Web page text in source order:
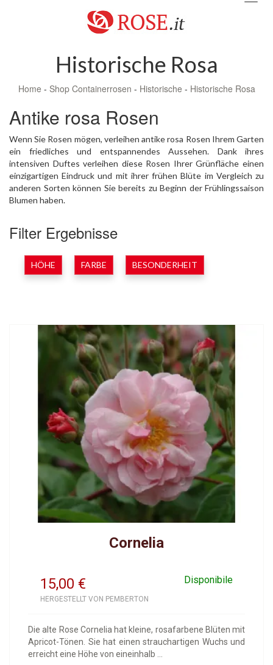
Historische Rosa
Home - Shop Containerrosen - Historische - Historische Rosa
Antike rosa Rosen
Wenn Sie Rosen mögen, verleihen antike rosa Rosen Ihrem Garten
ein friedliches und entspannendes Aussehen. Dank ihres
intensiven Duftes verleihen diese Rosen Ihrer Grünfläche einen
einzigartigen Eindruck und mit ihrer frühen Blüte im Vergleich zu
anderen Sorten können Sie bereits zu Beginn der Frühlingssaison
Blumen haben.
Filter Ergebnisse
HÖHE FARBE BESONDERHEIT
Cornelia
15,00 Disponibile
€
HERGESTELLT VON PEMBERTON
Die alte Rose Cornelia hat kleine, rosafarbene Blüten mit
Apricot-Tönen. Sie hat einen strauchartigen Wuchs und
erreicht eine Höhe von eineinhalb ...